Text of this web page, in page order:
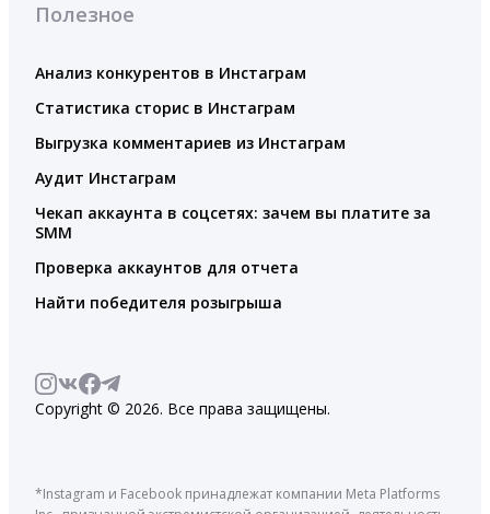
Полезное
Анализ конкурентов в Инстаграм
Статистика сторис в Инстаграм
Выгрузка комментариев из Инстаграм
Аудит Инстаграм
Чекап аккаунта в соцсетях: зачем вы платите за
SMM
Проверка аккаунтов для отчета
Найти победителя розыгрыша
Copyright © 2026. Все права защищены.
*Instagram и Facebook принадлежат компании Meta Platforms